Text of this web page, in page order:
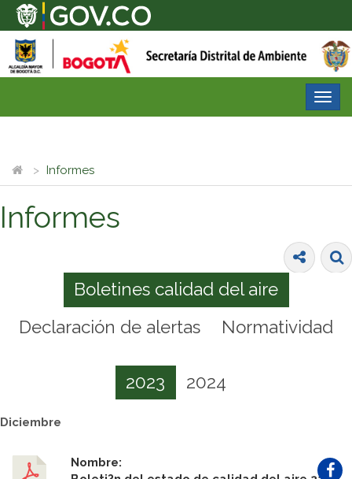
Informes
Informes
Boletines calidad del aire
Declaración de alertas
Normatividad
2023 2024
Diciembre
Nombre: